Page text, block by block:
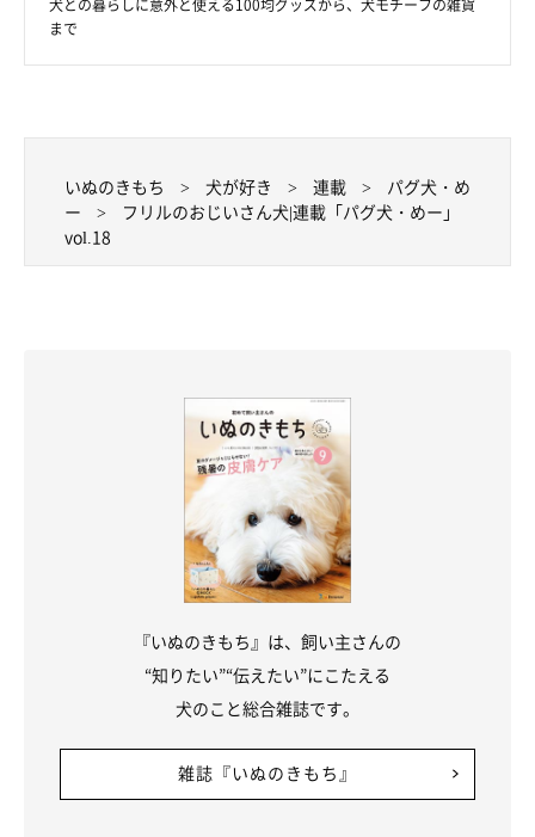
犬との暮らしに意外と使える100均グッズから、犬モチーフの雑貨
まで
いぬのきもち 犬が好き 連載
パグ犬・め
ー
フリルのおじいさん犬|連載「パグ犬・めー」
vol.18
『いぬのきもち』は、飼い主さんの
“知りたい”“伝えたい”にこたえる
犬のこと総合雑誌です。
雑誌『いぬのきもち』